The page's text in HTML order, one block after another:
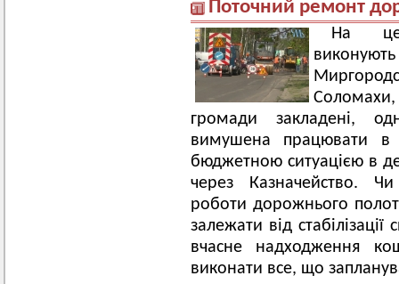
Поточний ремонт
На
громади закладені,
вимушена працювати в
бюджетною ситуацією в
через Казначейство.
роботи дорожнього
залежати від
вчасне надходження
виконати все, що